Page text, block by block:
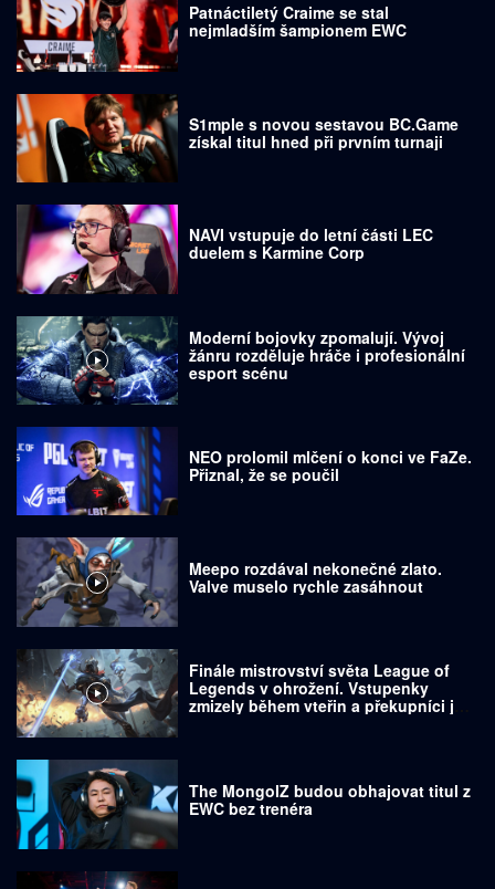
Patnáctiletý Craime se stal
nejmladším šampionem EWC
S1mple s novou sestavou BC.Game
získal titul hned při prvním turnaji
NAVI vstupuje do letní části LEC
duelem s Karmine Corp
Moderní bojovky zpomalují. Vývoj
žánru rozděluje hráče i profesionální
esport scénu
NEO prolomil mlčení o konci ve FaZe.
Přiznal, že se poučil
Meepo rozdával nekonečné zlato.
Valve muselo rychle zasáhnout
Finále mistrovství světa League of
Legends v ohrožení. Vstupenky
zmizely během vteřin a překupníci je
The MongolZ budou obhajovat titul z
EWC bez trenéra